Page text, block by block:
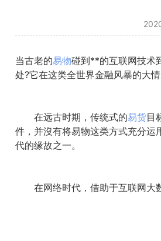
当古老的易物碰到**的互联网技术
处?它在这类全世界金融风暴的大
在远古时期，传统式的易货目
件，并沒有将易物这类方式充分
代的缘故之一。
在网络时代，借助于互联网大数